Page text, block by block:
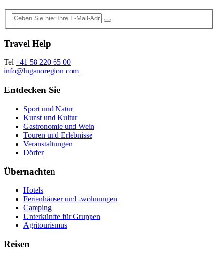
Travel Help
Tel +41 58 220 65 00
info@luganoregion.com
Entdecken Sie
Sport und Natur
Kunst und Kultur
Gastronomie und Wein
Touren und Erlebnisse
Veranstaltungen
Dörfer
Übernachten
Hotels
Ferienhäuser und -wohnungen
Camping
Unterkünfte für Gruppen
Agritourismus
Reisen